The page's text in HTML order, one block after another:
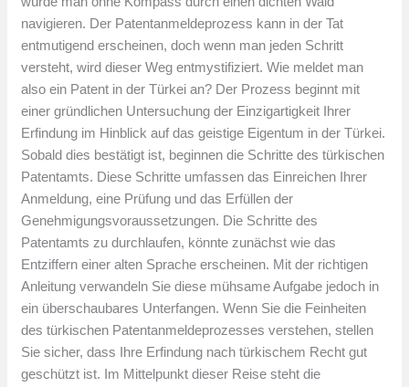
navigieren. Der Patentanmeldeprozess kann in der Tat
entmutigend erscheinen, doch wenn man jeden Schritt
versteht, wird dieser Weg entmystifiziert. Wie meldet man
also ein Patent in der Türkei an? Der Prozess beginnt mit
einer gründlichen Untersuchung der Einzigartigkeit Ihrer
Erfindung im Hinblick auf das geistige Eigentum in der Türkei.
Sobald dies bestätigt ist, beginnen die Schritte des türkischen
Patentamts. Diese Schritte umfassen das Einreichen Ihrer
Anmeldung, eine Prüfung und das Erfüllen der
Genehmigungsvoraussetzungen. Die Schritte des
Patentamts zu durchlaufen, könnte zunächst wie das
Entziffern einer alten Sprache erscheinen. Mit der richtigen
Anleitung verwandeln Sie diese mühsame Aufgabe jedoch in
ein überschaubares Unterfangen. Wenn Sie die Feinheiten
des türkischen Patentanmeldeprozesses verstehen, stellen
Sie sicher, dass Ihre Erfindung nach türkischem Recht gut
geschützt ist. Im Mittelpunkt dieser Reise steht die